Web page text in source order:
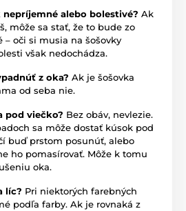
nepríjemné alebo bolestivé? Ak
môže sa stať, že to bude zo
oči si musia na šošovky
však nedochádza.
z oka? Ak je šošovka
od seba nie.
pod viečko? Bez obáv, nevlezie.
sa môže dostať kúsok pod
buď prstom posunúť, alebo
ho pomasírovať. Môže k tomu
oka.
líc? Pri niektorých farebných
podľa farby. Ak je rovnaká z